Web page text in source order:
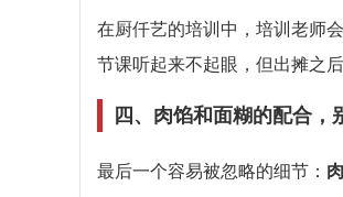
在厨仟艺的培训中，培训老师
节课听起来不起眼，但出摊之
四、肉馅和面糊的配合，
最后一个容易被忽略的细节：